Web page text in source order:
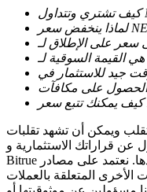
Launchpool
ويمكن أن تشهد تقلبات
قراراتك الاستثمارية و
Bitrue ليست مسؤولة عن أي خسائر قد تتكبدها. نعتمد على مصادر
الأخرى المتعلقة بالعملات